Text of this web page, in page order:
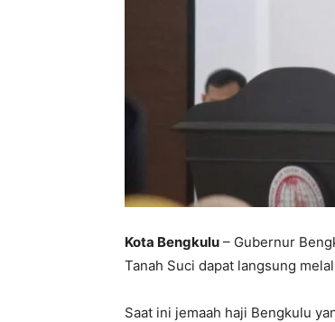
Kota Bengkulu – Gubernur
Tanah Suci dapat langsung
Saat ini jemaah haji Bengkulu